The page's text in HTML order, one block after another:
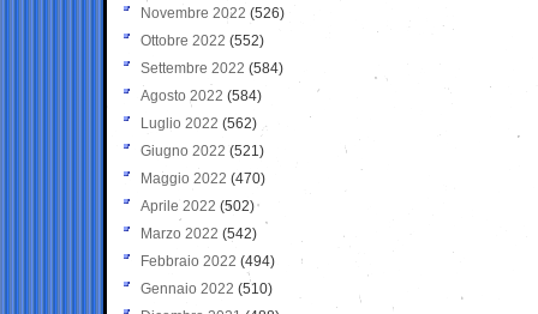
Novembre 2022 (526)
Ottobre 2022 (552)
Settembre 2022 (584)
Agosto 2022 (584)
Luglio 2022 (562)
Giugno 2022 (521)
Maggio 2022 (470)
Aprile 2022 (502)
Marzo 2022 (542)
Febbraio 2022 (494)
Gennaio 2022 (510)